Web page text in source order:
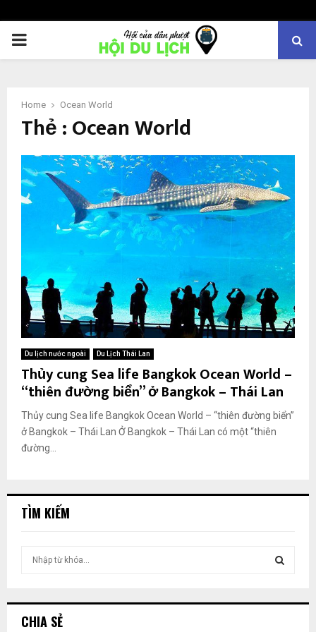
PRIMARY
Home Ocean World
Thẻ : Ocean World
Du lịch nước ngoài Du Lịch Thái Lan
Thủy cung Sea life Bangkok Ocean World –
“thiên đường biển” ở Bangkok – Thái Lan
Thủy cung Sea life Bangkok Ocean World – “thiên đường biển”
ở Bangkok – Thái Lan Ở Bangkok – Thái Lan có một “thiên
đường...
TÌM KIẾM
ế
CHIA SẺ